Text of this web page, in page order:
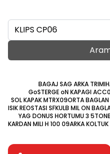
Ara
BAGAJ SAG ARKA TRIMI
GoSTERGE oN KAPAGI
SOL KAPAK MTRX09ORTA
ISIK REOSTASI SFKULB MIL ON
YAG DONUS HORTUMU 3 5TON
KARDAN MILI H 100 09ARKA KOLTUK